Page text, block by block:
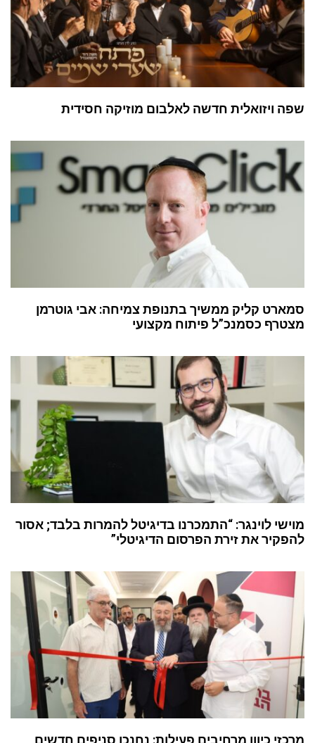
שפה ויזואלית חדשה לאלבום מוזיקה חסידית
סמארט קליק ממשיך בתנופת צמיחה: אבי גוטרמן
מצטרף כסמנכ”ל פיתוח מקצועי
מוישי לוינגר: “התמכרנו בדיגיטל להמרות בלבד; אסור
להפקיר את זירת הפרסום הדיגיטלי”
מרכזי כיוון מרחיבים פעילות: נחנכו סניפים חדשים